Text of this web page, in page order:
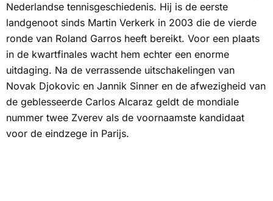
Nederlandse tennisgeschiedenis. Hij is de eerste
landgenoot sinds Martin Verkerk in 2003 die de vierde
ronde van Roland Garros heeft bereikt. Voor een plaats
in de kwartfinales wacht hem echter een enorme
uitdaging. Na de verrassende uitschakelingen van
Novak Djokovic en Jannik Sinner en de afwezigheid van
de geblesseerde Carlos Alcaraz geldt de mondiale
nummer twee Zverev als de voornaamste kandidaat
voor de eindzege in Parijs.